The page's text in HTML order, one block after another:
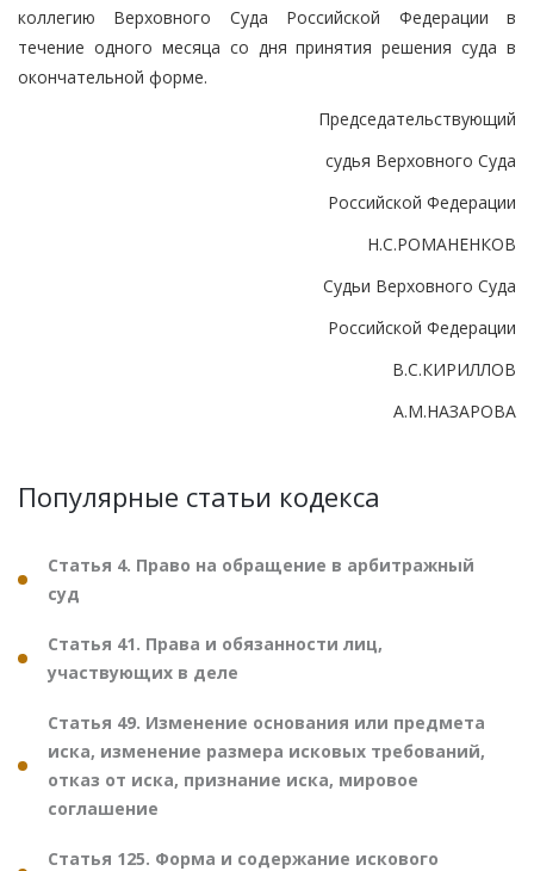
коллегию Верховного Суда Российской Федерации в
течение одного месяца со дня принятия решения суда в
окончательной форме.
Председательствующий
судья Верховного Суда
Российской Федерации
Н.С.РОМАНЕНКОВ
Судьи Верховного Суда
Российской Федерации
В.С.КИРИЛЛОВ
А.М.НАЗАРОВА
Популярные статьи кодекса
Статья 4. Право на обращение в арбитражный
суд
Статья 41. Права и обязанности лиц,
участвующих в деле
Статья 49. Изменение основания или предмета
иска, изменение размера исковых требований,
отказ от иска, признание иска, мировое
соглашение
Статья 125. Форма и содержание искового